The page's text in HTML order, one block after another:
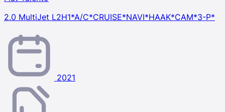
2.0 MultiJet L2H1*A/C*CRUISE*NAVI*HAAK*CAM*3-P*
2021